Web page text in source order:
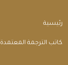
الرئيسية
مكاتب الترجمة المعتمدة